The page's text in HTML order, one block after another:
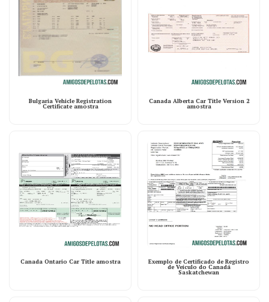
Bulgaria Vehicle Registration
Certificate amostra
Canada Alberta Car Title Version 2
amostra
Canada Ontario Car Title amostra Exemplo de Certificado de Registro
de Veículo do Canadá
Saskatchewan